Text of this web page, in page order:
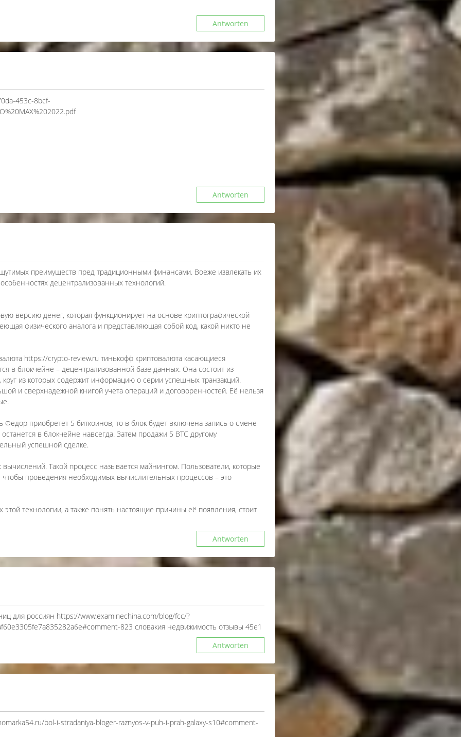
Antworten
453c-8bcf-
Antworten
преимуществ пред традиционными финансами. Воеже извлекать их
децентрализованных технологий.
версию денег, которая функционирует на основе криптографической
физического аналога и представляющая собой код, какой никто не
https://crypto-review.ru тинькофф криптовалюта касающиеся
в блокчейне – децентрализованной базе данных. Она состоит из
из которых содержит информацию о серии успешных транзакций.
и сверхнадежной книгой учета операций и договоренностей. Её нельзя
приобретет 5 биткоинов, то в блок будет включена запись о смене
в блокчейне навсегда. Затем продажи 5 ВТС другому
успешной сделке.
Такой процесс называется майнингом. Пользователи, которые
чтобы проведения необходимых вычислительных процессов – это
технологии, а также понять настоящие причины её появления, стоит
Antworten
для россиян https://www.examinechina.com/blog/fcc/?
823 словакия недвижимость отзывы 45е1
Antworten
bol-i-stradaniya-bloger-raznyos-v-puh-i-prah-galaxy-s10#comment-